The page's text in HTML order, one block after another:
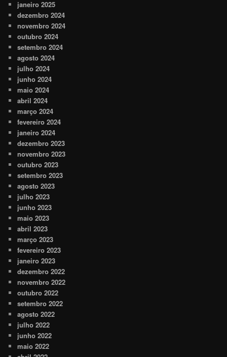
janeiro 2025
dezembro 2024
novembro 2024
outubro 2024
setembro 2024
agosto 2024
julho 2024
junho 2024
maio 2024
abril 2024
março 2024
fevereiro 2024
janeiro 2024
dezembro 2023
novembro 2023
outubro 2023
setembro 2023
agosto 2023
julho 2023
junho 2023
maio 2023
abril 2023
março 2023
fevereiro 2023
janeiro 2023
dezembro 2022
novembro 2022
outubro 2022
setembro 2022
agosto 2022
julho 2022
junho 2022
maio 2022